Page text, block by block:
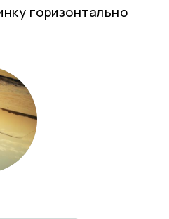
горизонтально